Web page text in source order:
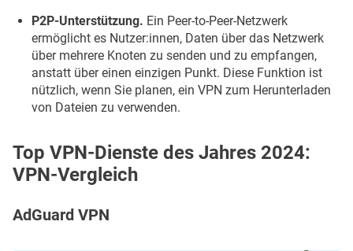
P2P-Unterstützung. Ein Peer-to-Peer-Netzwerk
ermöglicht es Nutzer:innen, Daten über das Netzwerk
über mehrere Knoten zu senden und zu empfangen,
anstatt über einen einzigen Punkt. Diese Funktion ist
nützlich, wenn Sie planen, ein VPN zum Herunterladen
von Dateien zu verwenden.
Top VPN-Dienste des Jahres 2024:
VPN-Vergleich
AdGuard VPN